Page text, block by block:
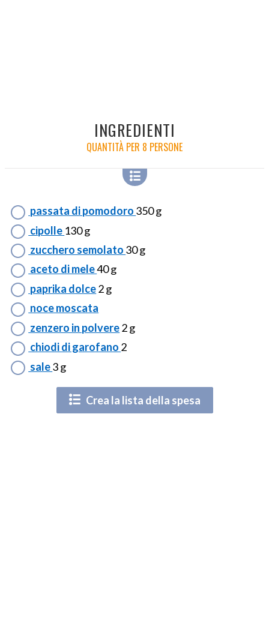
INGREDIENTI
QUANTITÀ PER 8 PERSONE
passata di pomodoro 350 g
cipolle 130 g
zucchero semolato 30 g
aceto di mele40 g
paprika dolce2 g
noce moscata
zenzero in polvere2 g
chiodi di garofano 2
sale3 g
Crea la lista della spesa